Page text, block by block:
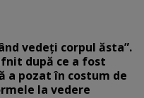
vedeți corpul ăsta”.
după ce a fost
a pozat în costum de
la vedere